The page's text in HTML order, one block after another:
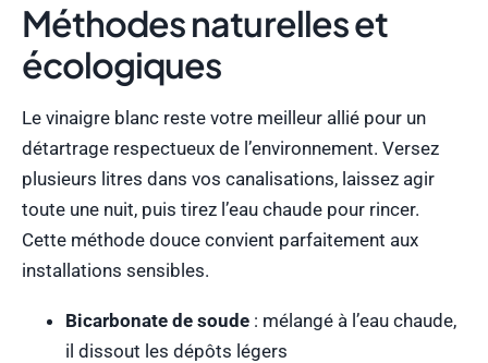
Méthodes naturelles et
écologiques
Le vinaigre blanc reste votre meilleur allié pour un
détartrage respectueux de l’environnement. Versez
plusieurs litres dans vos canalisations, laissez agir
toute une nuit, puis tirez l’eau chaude pour rincer.
Cette méthode douce convient parfaitement aux
installations sensibles.
Bicarbonate de soude : mélangé à l’eau chaude,
il dissout les dépôts légers